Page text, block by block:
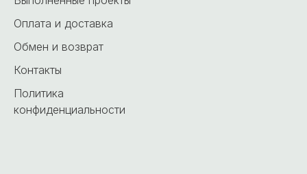
Оплата и доставка
Обмен и возврат
Контакты
Политика
конфиденциальности